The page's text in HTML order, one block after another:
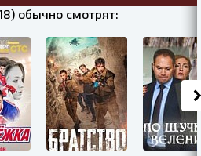
обычно смотрят: